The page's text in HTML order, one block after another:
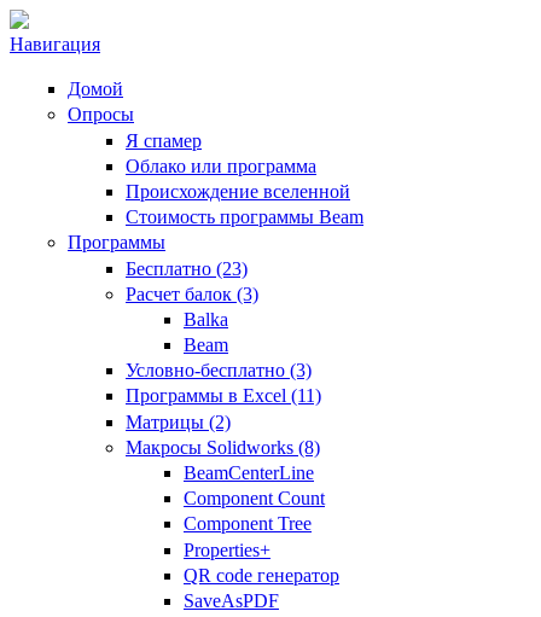
Навигация
Домой
Опросы
Я спамер
Облако или программа
Происхождение вселенной
Стоимость программы Beam
Программы
Бесплатно (23)
Расчет балок (3)
Balka
Beam
Условно-бесплатно (3)
Программы в Excel (11)
Матрицы (2)
Макросы Solidworks (8)
BeamCenterLine
Component Count
Component Tree
Properties+
QR code генератор
SaveAsPDF